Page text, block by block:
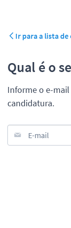
Ir para a lista
Qual é o
Informe o e-
candidatura.
E-mail